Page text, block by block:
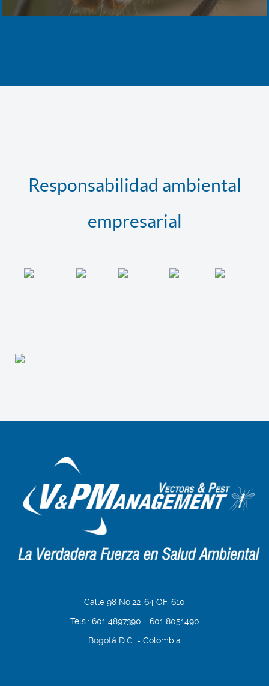
Responsabilidad ambiental
empresarial
Calle 98 No.22-64 OF. 610
Tels.: 601 4897390 - 601 8051490
Bogotá D.C. - Colombia